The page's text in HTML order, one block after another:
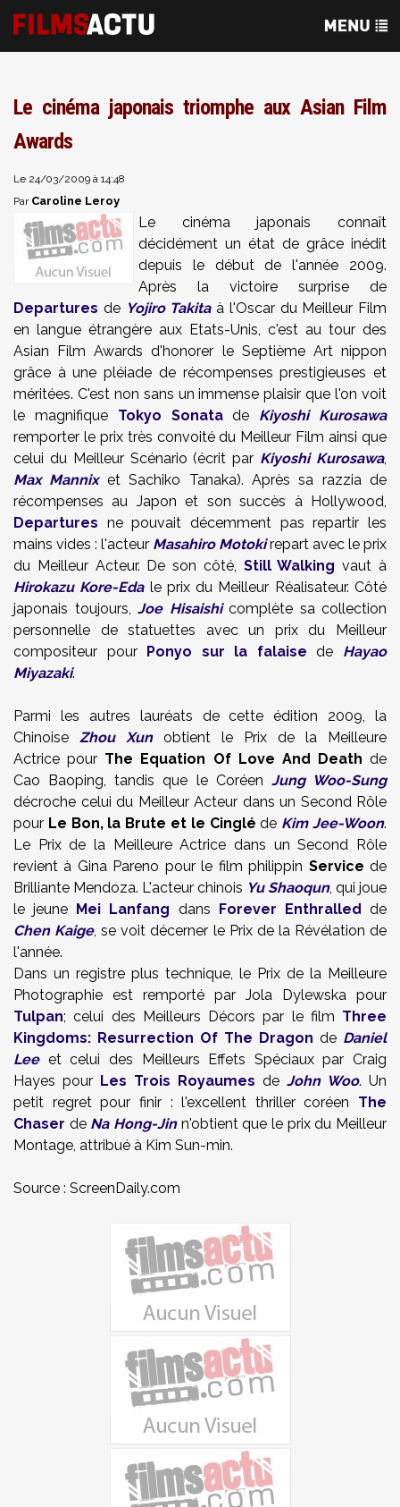
Le cinéma japonais triomphe aux Asian Film
Awards
Le 24/03/2009 à 14:48
Par Caroline Leroy
Le cinéma japonais connaît
décidément un état de grâce inédit
depuis le début de l'année 2009.
Après la victoire surprise de
Departures de Yojiro Takitaà l'Oscar du Meilleur Film
en langue étrangère aux Etats-Unis, c'est au tour des
Asian Film Awards d'honorer le Septième Art nippon
grâce à une pléiade de récompenses prestigieuses et
méritées. C'est non sans un immense plaisir que l'on voit
le magnifique Tokyo Sonatade Kiyoshi Kurosawa
remporter le prix très convoité du Meilleur Film ainsi que
celui du Meilleur Scénario (écrit par Kiyoshi Kurosawa,
Max Mannixet Sachiko Tanaka). Après sa razzia de
récompenses au Japon et son succès à Hollywood,
Departures ne pouvait décemment pas repartir les
mains vides : l'acteur Masahiro Motokirepart avec le prix
du Meilleur Acteur. De son côté, Still Walking vaut à
Hirokazu Kore-Edale prix du Meilleur Réalisateur. Côté
japonais toujours, Joe Hisaishicomplète sa collection
personnelle de statuettes avec un prix du Meilleur
compositeur pour Ponyo sur la falaise de Hayao
Miyazaki.
Parmi les autres lauréats de cette édition 2009, la
Chinoise Zhou Xunobtient le Prix de la Meilleure
Actrice pour The Equation Of Love And Death de
Cao Baoping, tandis que le Coréen Jung Woo-Sung
décroche celui du Meilleur Acteur dans un Second Rôle
pour Le Bon, la Brute et le Cinglé de Kim Jee-Woon.
Le Prix de la Meilleure Actrice dans un Second Rôle
revient à Gina Pareno pour le film philippin Service de
Brilliante Mendoza. L'acteur chinois Yu Shaoqun, qui joue
le jeune Mei Lanfang dans Forever Enthralled de
Chen Kaige, se voit décerner le Prix de la Révélation de
l'année.
Dans un registre plus technique, le Prix de la Meilleure
Photographie est remporté par Jola Dylewska pour
Tulpan; celui des Meilleurs Décors par le film Three
Kingdoms: Resurrection Of The Dragon de Daniel
Leeet celui des Meilleurs Effets Spéciaux par Craig
Hayes pour Les Trois Royaumes de John Woo. Un
petit regret pour finir : l'excellent thriller coréen The
Chaser de Na Hong-Jinn'obtient que le prix du Meilleur
Montage, attribué à Kim Sun-min.
Source : ScreenDaily.com